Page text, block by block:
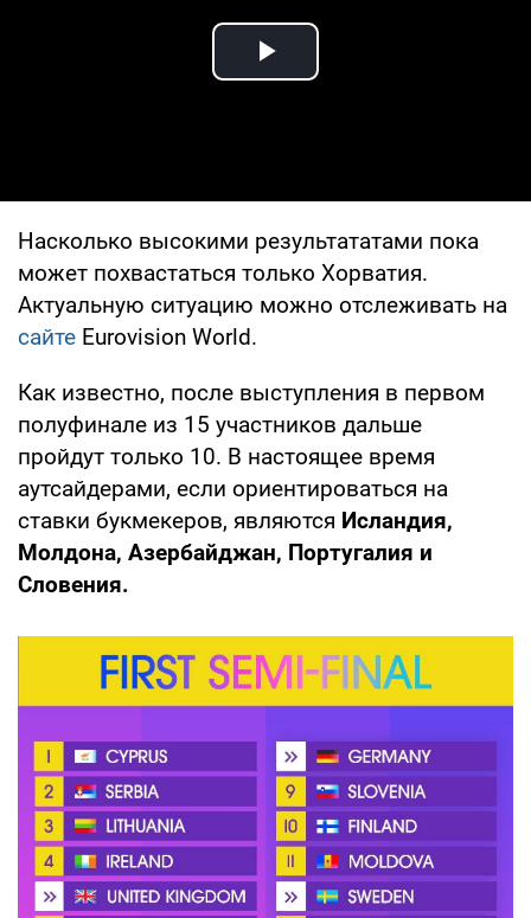
Play Video
Насколько высокими результататами пока
может похвастаться только Хорватия.
Актуальную ситуацию можно отслеживать на
сайте Eurovision World.
Как известно, после выступления в первом
полуфинале из 15 участников дальше
пройдут только 10. В настоящее время
аутсайдерами, если ориентироваться на
ставки букмекеров, являются Исландия,
Молдона, Азербайджан, Португалия и
Словения.